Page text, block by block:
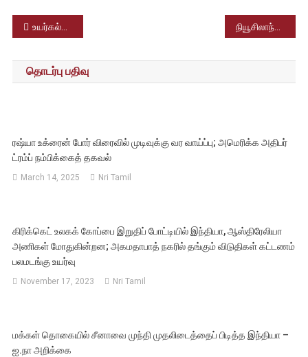
Post
navigation
உயர்கல்வி நிறுவனங்களில் பெண்களுக்கு மாதவிடாய் மற்றும் மகப்பேறு விடுமுறை – கேரள அரசு அறிவிப்பு
தொடர்பு பதிவு
ரஷ்யா உக்ரைன் போர் விரைவில் முடிவுக்கு வர வாய்ப்பு; அமெரிக்க அதிபர்
ட்ரம்ப் நம்பிக்கைத் தகவல்
March 14, 2025 Nri Tamil
கிரிக்கெட் உலகக் கோப்பை இறுதிப் போட்டியில் இந்தியா, ஆஸ்திரேலியா
அணிகள் மோதுகின்றன; அகமதாபாத் நகரில் தங்கும் விடுதிகள் கட்டணம்
பலமடங்கு உயர்வு
November 17, 2023 Nri Tamil
மக்கள் தொகையில் சீனாவை முந்தி முதலிடைத்தைப் பிடித்த இந்தியா –
ஐ.நா அறிக்கை